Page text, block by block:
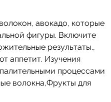
авокадо, которые
фигуры. Включите
результаты.,
аппетит. Изучения
процессами
волокна,Фрукты для